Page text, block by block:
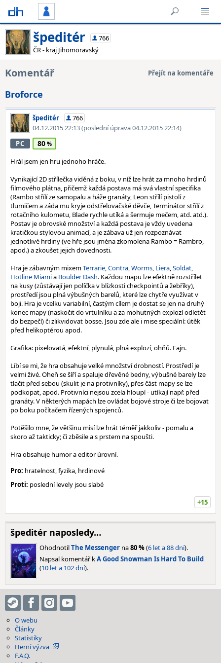
špeditér
766
ČR - kraj Jihomoravský
Komentář Přejít na komentáře
Broforce
špeditér
766
04.12.2015 22:13(poslední úprava 04.12.2015 22:14)
PC
80
Hrál jsem jen hru jednoho hráče.
Vynikající 2D střílečka viděná z boku, v níž lze hrát za mnoho hrdinů
filmového plátna, přičemž každá postava má svá vlastní specifika
(Rambo střílí ze samopalu a háže granáty, Leon střílí pistolí z
tlumičem a záda mu kryje odstřelovačské děvče, Terminátor střílí z
rotačního kulometu, Blade rychle utíká a šermuje mečem, atd. atd.).
Postav je obrovské množství a každá postava je vždy uvedena
kratičkou stylovou animací, a je zábava už jen rozpoznávat
jednotlivé hrdiny (ve hře jsou jména zkomolena Rambo = Rambro,
apod.) a zkoušet jejich dovednosti.
Hra je zábavným mixemTerrarie,Contra,Worms, Liera,Soldat,
Hotline Miamia Boulder Dash. Každou mapu lze efektně rozstřílet
na kusy (zůstávají jen políčka v blízkosti checkpointů a žebříky),
prostředí jsou plná výbušných barelů, které lze chytře využívat v
boji. Hra je vcelku variabilní, častým cílem je dostat se jen na druhý
konec mapy (naskočit do vrtulníku a za mohutných explozí odletět
do bezpečí) či zlikvidovat bosse. Jsou zde ale i mise speciální: útěk
před helikoptérou apod.
Grafika: pixelovatá, efektní, plynulá, plná explozí, ohňů. Fajn.
Líbí se mi, že hra obsahuje velké množství drobností. Prostředí je
velmi živé. Oheň se šíří a spaluje dřevěné bedny, výbušné barely lze
tlačit před sebou (skulit je na protivníky), přes část mapy se lze
podkopat, apod. Protivníci nejsou zcela hloupí - utíkají např. před
granáty. V některých mapách lze ovládat bojové stroje či lze bojovat
po boku počítačem řízených spojenců.
Potěšilo mne, že většinu misí lze hrát téměř jakkoliv - pomalu a
skoro až takticky; či zběsile a s prstem na spoušti.
Hra obsahuje humor a editor úrovní.
Pro: hratelnost, fyzika, hrdinové
Proti: poslední levely jsou slabé
+15
špeditér naposledy…
OhodnotilThe Messenger na80 %(6 let a 88 dní).
Napsal komentář kA Good Snowman Is Hard To Build
(10 let a 102 dní).
O webu
Články
Statistiky
Herní výzva
F.A.Q.